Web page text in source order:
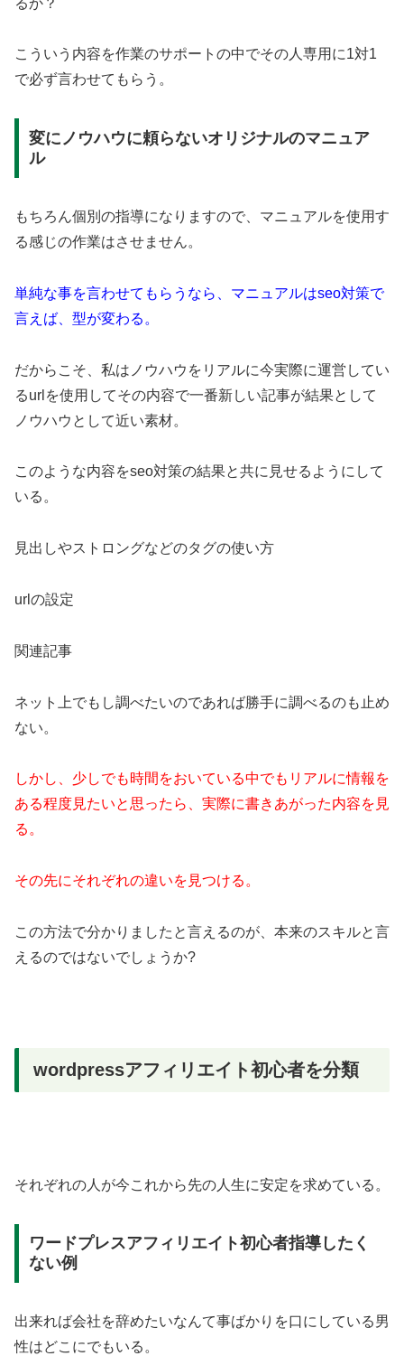
こういう内容を作業のサポートの中でその人専用に1対1
で必ず言わせてもらう。
変にノウハウに頼らないオリジナルのマニュア
ル
もちろん個別の指導になりますので、マニュアルを使用す
る感じの作業はさせません。
単純な事を言わせてもらうなら、マニュアルはseo対策で
言えば、型が変わる。
だからこそ、私はノウハウをリアルに今実際に運営してい
るurlを使用してその内容で一番新しい記事が結果として
ノウハウとして近い素材。
このような内容をseo対策の結果と共に見せるようにして
いる。
見出しやストロングなどのタグの使い方
urlの設定
関連記事
ネット上でもし調べたいのであれば勝手に調べるのも止め
ない。
しかし、少しでも時間をおいている中でもリアルに情報を
ある程度見たいと思ったら、実際に書きあがった内容を見
る。
その先にそれぞれの違いを見つける。
この方法で分かりましたと言えるのが、本来のスキルと言
えるのではないでしょうか?
wordpressアフィリエイト初心者を分類
それぞれの人が今これから先の人生に安定を求めている。
ワードプレスアフィリエイト初心者指導したく
ない例
出来れば会社を辞めたいなんて事ばかりを口にしている男
性はどこにでもいる。